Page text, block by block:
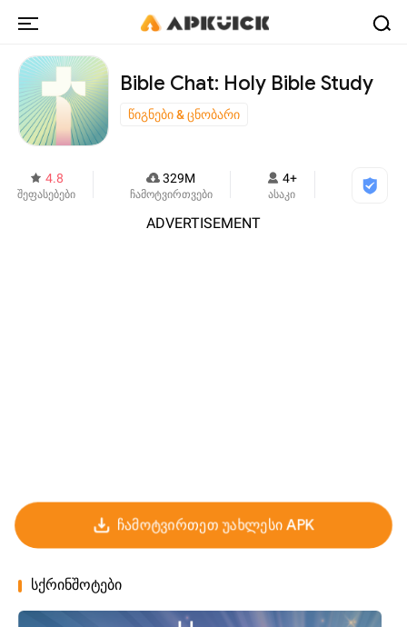
Bible Chat: Holy Bible Study
წიგნები & ცნობარი
4.8
შეფასებები
329M
ჩამოტვირთვები
4+
ასაკი
ADVERTISEMENT
ჩამოტვირთეთ უახლესი APK
სქრინშოტები